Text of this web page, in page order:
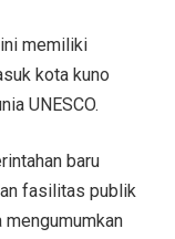
memiliki
kota kuno
UNESCO.
baru
fasilitas publik
mengumumkan